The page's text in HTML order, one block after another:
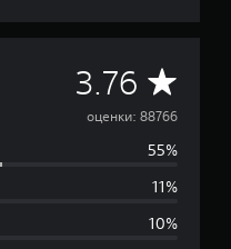
3.76 С
р
е
д
оценки: 88766
55%
11%
10%